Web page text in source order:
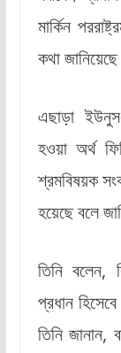
মার্কিন
কথা
এছাড়া
হওয়া অর্থ
শ্রমবিষয়ক
হয়েছে বলে
তিনি বলেন,
প্রধান
তিনি জানান,